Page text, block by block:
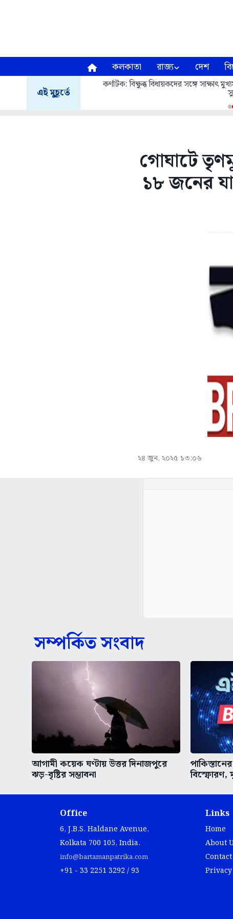
কলকাতা রাজ্য দেশ
এই মুহূর্তে
কর্ণাটক: বিক্ষুব্ধ বিধায়কদের সঙ্গে সাক্ষাৎ
গোঘাটে
১৮ জনের
২৪ জুন, ২০২৫ ১৩:০৬
সম্পর্কিত সংবাদ
আগামী কয়েক ঘণ্টায় উত্তর দিনাজপুরে
ঝড়-বৃষ্টির সম্ভাবনা
Office
6, J.B.S. Haldane Avenue,
Kolkata 700 105, India.
info@bartamanpatrika.com
+91 - 33 2251 3292 / 93
Links
Home
About